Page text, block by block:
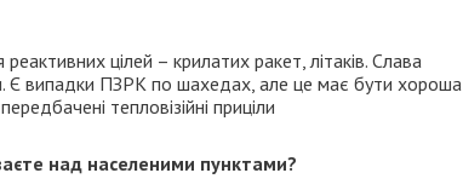
цілей – крилатих ракет, літаків. Слава
Є випадки ПЗРК по шахедах, але це має бути хороша
тепловізійні приціли
над населеними пунктами?